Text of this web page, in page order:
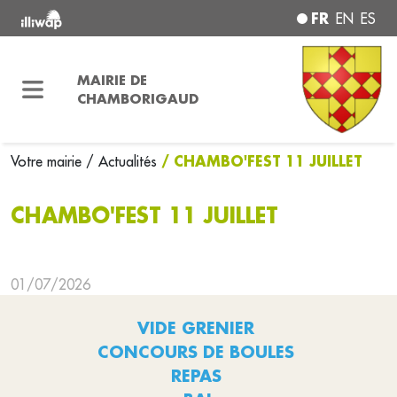
FR EN ES
MAIRIE DE
CHAMBORIGAUD
Votre mairie / Actualités / CHAMBO'FEST 11 JUILLET
CHAMBO'FEST 11 JUILLET
01/07/2026
VIDE GRENIER
CONCOURS DE BOULES
REPAS